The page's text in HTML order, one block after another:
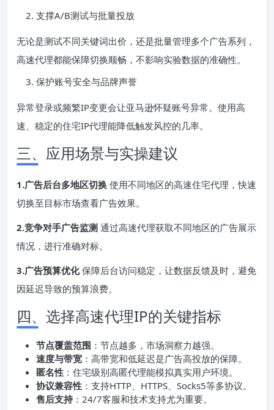
支撑A/B测试与批量投放
无论是测试不同关键词出价，还是批量管理多个广告系列，
高速代理都能保障切换顺畅，不影响实验数据的准确性。
保护账号安全与品牌声誉
异常登录或频繁IP变更会让亚马逊怀疑账号异常。使用高
速、稳定的住宅IP代理能降低触发风控的几率。
三、应用场景与实操建议
1.广告后台多地区切换 使用不同地区的高速住宅代理，快速
切换至目标市场查看广告效果。
2.竞争对手广告监测 通过高速代理获取不同地区的广告展示
情况，进行准确对标。
3.广告预算优化保障后台访问稳定，让数据反馈及时，避免
因延迟导致的预算浪费。
四、选择高速代理IP的关键指标
节点覆盖范围 ：节点越多，市场洞察力越强。
速度与带宽 ：高带宽和低延迟是广告高投放的保障。
匿名性 ：住宅级别高匿代理能模拟真实用户环境。
协议兼容性 ：支持HTTP、HTTPS、Socks5等多协议。
售后支持：24/7客服和技术支持尤为重要。